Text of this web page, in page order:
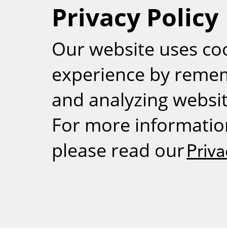
RSS
Privacy Policy
Our website uses
experience by
and analyzing
For more
please read our